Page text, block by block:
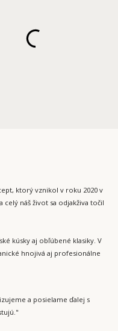
ktorý vznikol v roku 2020 v
celý náš život sa odjakživa točil
kúsky aj obľúbené klasiky. V
hnojivá aj profesionálne
a posielame ďalej s